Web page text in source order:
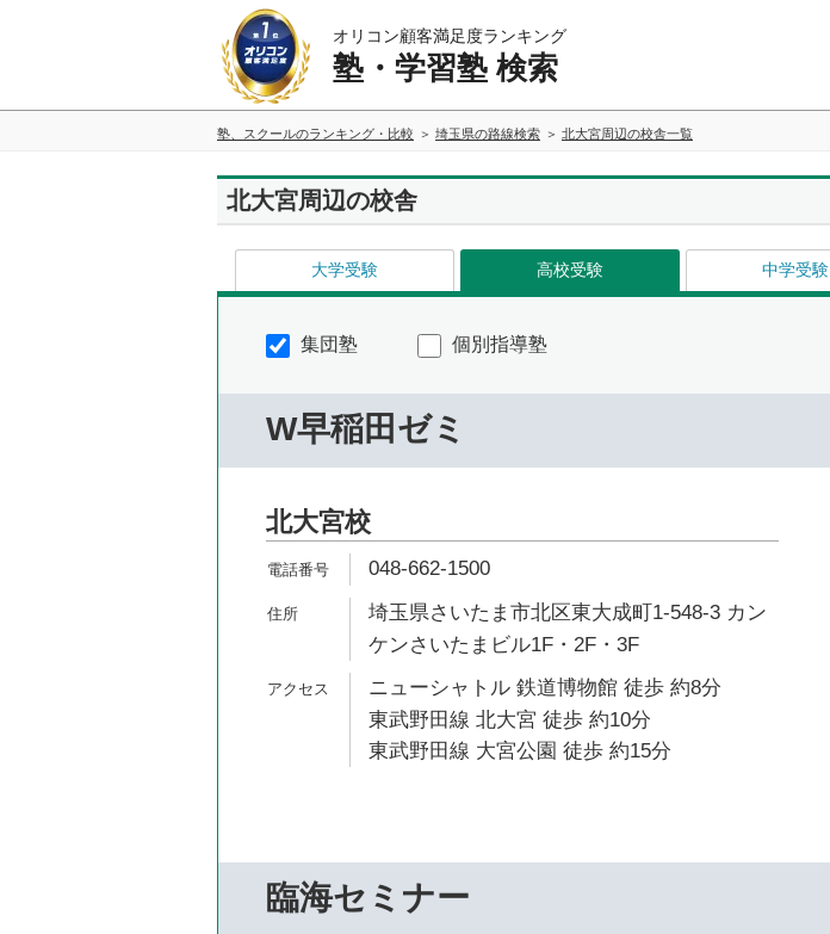
オリコン顧客満足度ランキング
塾・学習塾 検索
塾、スクールのランキング・比較 埼玉県の路線検索 北大宮周辺の校舎一覧
北大宮周辺の校舎
大学受験 高校受験 中学受験
集団塾 個別指導塾
W早稲田ゼミ
北大宮校
048-662-1500
埼玉県さいたま市北区東大成町1-548-3 カン
ケンさいたまビル1F・2F・3F
ニューシャトル 鉄道博物館 徒歩 約8分
東武野田線 北大宮 徒歩 約10分
東武野田線 大宮公園 徒歩 約15分
臨海セミナー